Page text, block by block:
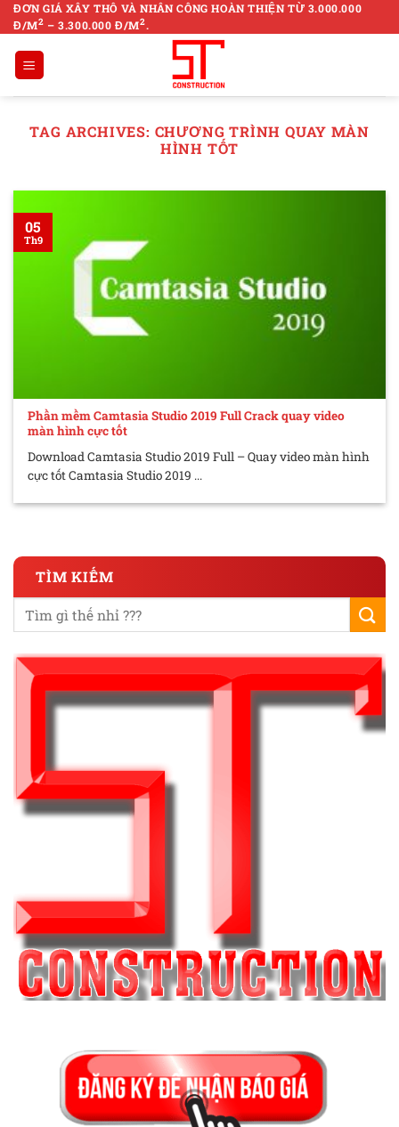
Skip
to
content
ĐƠN GIÁ XÂY THÔ VÀ NHÂN CÔNG HOÀN THIỆN TỪ 3.000.000
Đ/M2 – 3.300.000 Đ/M2.
TAG ARCHIVES: CHƯƠNG TRÌNH QUAY MÀN
HÌNH TỐT
Phần mềm Camtasia Studio 2019 Full Crack quay video
màn hình cực tốt
Download Camtasia Studio 2019 Full – Quay video màn hình
cực tốt Camtasia Studio 2019 ...
05
Th9
TÌM KIẾM